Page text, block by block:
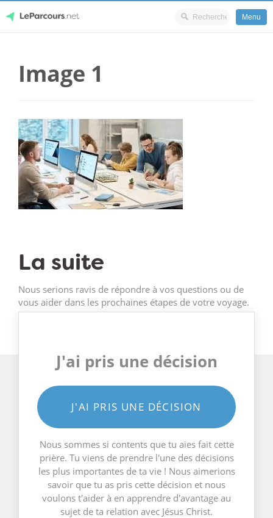
content
Menu
Image 1
La suite
Nous serions ravis de répondre à vos questions ou de
vous aider dans les prochaines étapes de votre voyage.
J'ai pris une décision
J'AI PRIS UNE DÉCISION
Nous sommes si contents que tu aies fait cette
prière. Tu viens de prendre l'une des décisions
les plus importantes de ta vie ! Nous aimerions
savoir que tu as pris cette décision et nous
voulons t'aider à en apprendre d'avantage au
sujet de ta relation avec Jésus Christ.